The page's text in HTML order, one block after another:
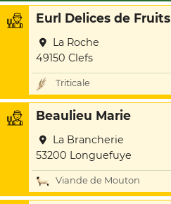
Eurl Delices de Fruits
La Roche
49150 Clefs
Triticale
Beaulieu Marie
La Brancherie
53200 Longuefuye
Viande de Mouton